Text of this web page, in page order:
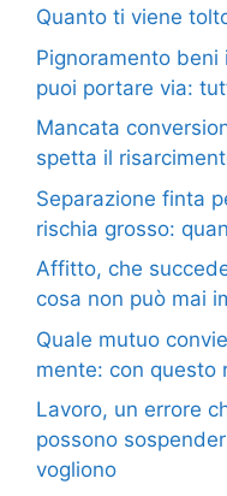
Quanto ti viene
Pignoramento beni
puoi portare via:
Mancata
spetta il
Separazione finta
rischia grosso:
Affitto, che
cosa non può mai
Quale mutuo
mente: con questo
Lavoro, un errore
possono
vogliono